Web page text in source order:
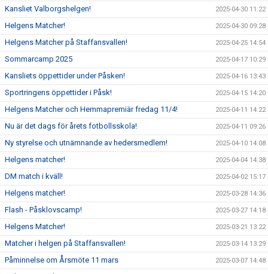
Kansliet Valborgshelgen! 2025-04-30 11:22
Helgens Matcher! 2025-04-30 09:28
Helgens Matcher på Staffansvallen! 2025-04-25 14:54
Sommarcamp 2025 2025-04-17 10:29
Kansliets öppettider under Påsken! 2025-04-16 13:43
Sportringens öppettider i Påsk! 2025-04-15 14:20
Helgens Matcher och Hemmapremiär fredag 11/4! 2025-04-11 14:22
Nu är det dags för årets fotbollsskola! 2025-04-11 09:26
Ny styrelse och utnämnande av hedersmedlem! 2025-04-10 14:08
Helgens matcher! 2025-04-04 14:38
DM match i kväll! 2025-04-02 15:17
Helgens matcher! 2025-03-28 14:36
Flash - Påsklovscamp! 2025-03-27 14:18
Helgens Matcher! 2025-03-21 13:22
Matcher i helgen på Staffansvallen! 2025-03-14 13:29
Påminnelse om Årsmöte 11 mars 2025-03-07 14:48